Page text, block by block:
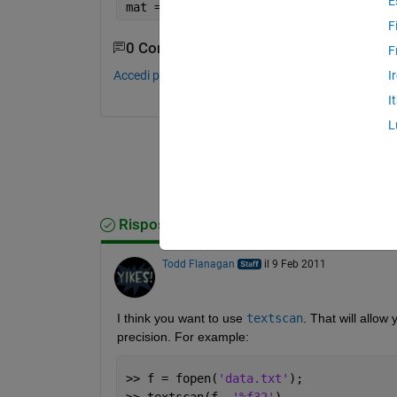
mat = dlmread(
0 Commenti
Accedi per commentare.
Risposta accettata
Todd Flanagan il 9 Feb 2011
I think you want to use textscan . That will
precision. For example:
>> f = fopen( 'data.txt' );